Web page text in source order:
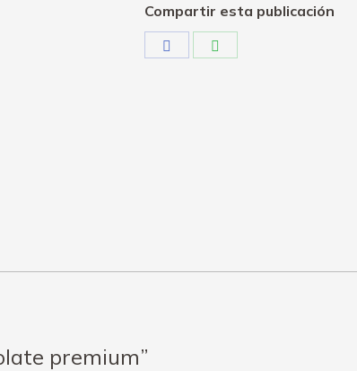
quantity
Compartir esta publicación
premium”